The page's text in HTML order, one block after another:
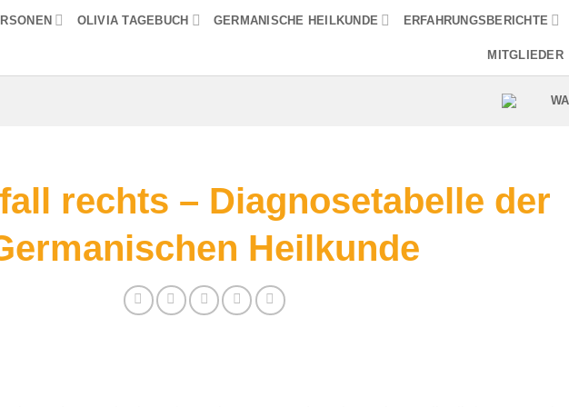
OLIVIA TAGEBUCH GERMANISCHE HEILKUNDE ERFAHRUNGSBERICHTE
MITGLIEDER
rechts – Diagnosetabelle der
Heilkunde